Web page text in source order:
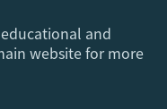
and
website for more